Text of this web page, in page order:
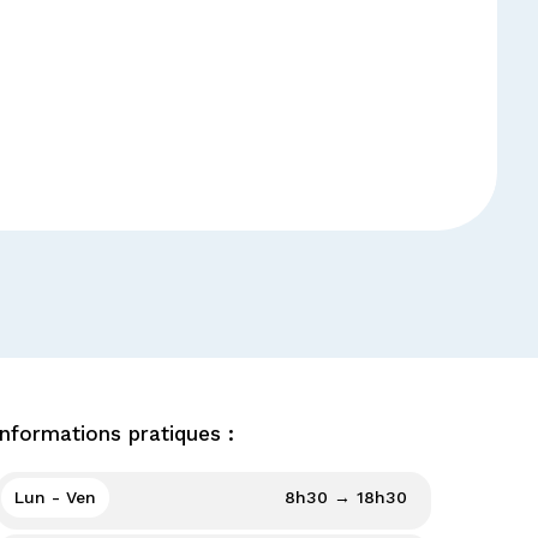
pratiques :
Lun - Ven 8h30 → 18h30